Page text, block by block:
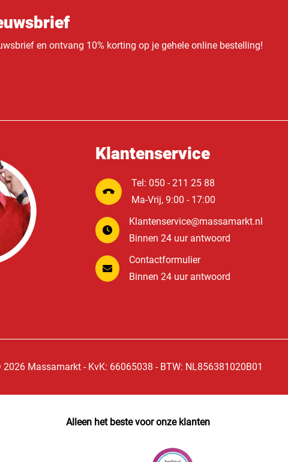
en ontvang 10% korting op je gehele online bestelling!
Klantenservice
Tel: 050 - 211 25 88
Ma-Vrij, 9:00 - 17:00
Klantenservice@massamarkt.nl
Binnen 24 uur antwoord
Contactformulier
Binnen 24 uur antwoord
Massamarkt - KvK: 66065038 - BTW: NL856381020B01
Alleen het beste voor onze klanten